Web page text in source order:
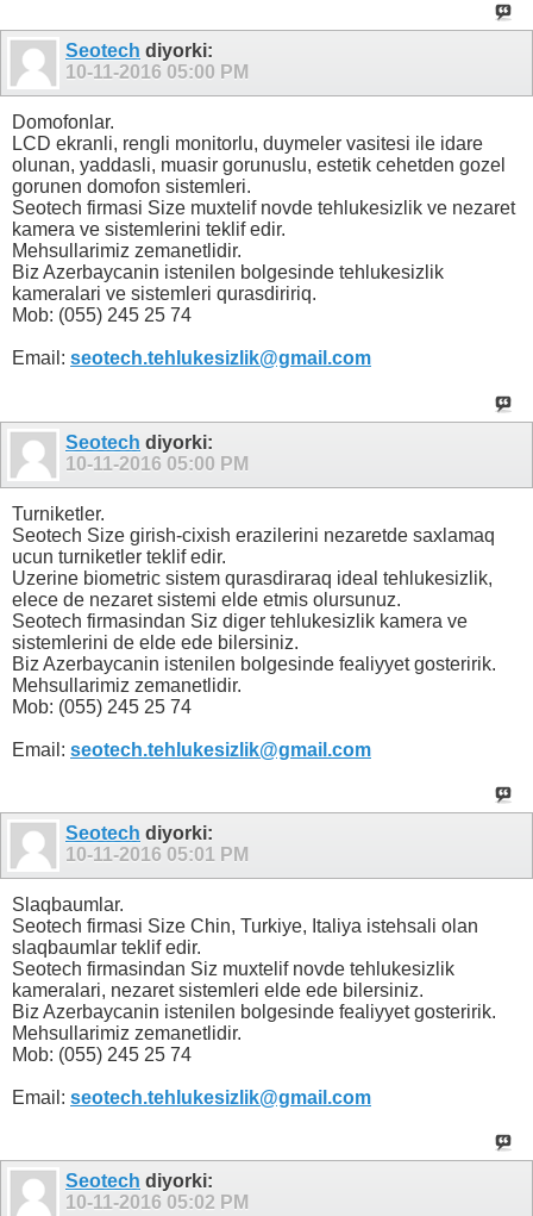
Seotech diyorki:
10-11-2016 05:00 PM
Domofonlar.
LCD ekranli, rengli monitorlu, duymeler vasitesi ile idare
olunan, yaddasli, muasir gorunuslu, estetik cehetden gozel
gorunen domofon sistemleri.
Seotech firmasi Size muxtelif novde tehlukesizlik ve nezaret
kamera ve sistemlerini teklif edir.
Mehsullarimiz zemanetlidir.
Biz Azerbaycanin istenilen bolgesinde tehlukesizlik
kameralari ve sistemleri qurasdiririq.
Mob: (055) 245 25 74
Email: seotech.tehlukesizlik@gmail.com
Seotech diyorki:
10-11-2016 05:00 PM
Turniketler.
Seotech Size girish-cixish erazilerini nezaretde saxlamaq
ucun turniketler teklif edir.
Uzerine biometric sistem qurasdiraraq ideal tehlukesizlik,
elece de nezaret sistemi elde etmis olursunuz.
Seotech firmasindan Siz diger tehlukesizlik kamera ve
sistemlerini de elde ede bilersiniz.
Biz Azerbaycanin istenilen bolgesinde fealiyyet gosteririk.
Mehsullarimiz zemanetlidir.
Mob: (055) 245 25 74
Email: seotech.tehlukesizlik@gmail.com
Seotech diyorki:
10-11-2016 05:01 PM
Slaqbaumlar.
Seotech firmasi Size Chin, Turkiye, Italiya istehsali olan
slaqbaumlar teklif edir.
Seotech firmasindan Siz muxtelif novde tehlukesizlik
kameralari, nezaret sistemleri elde ede bilersiniz.
Biz Azerbaycanin istenilen bolgesinde fealiyyet gosteririk.
Mehsullarimiz zemanetlidir.
Mob: (055) 245 25 74
Email: seotech.tehlukesizlik@gmail.com
Seotech diyorki:
10-11-2016 05:02 PM